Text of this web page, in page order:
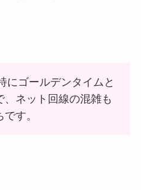
にゴールデンタイムと
、ネット回線の混雑も
す。